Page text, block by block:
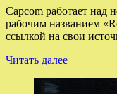
Capcom работает над
рабочим названием
ссылкой на свои
Читать далееПрочитать